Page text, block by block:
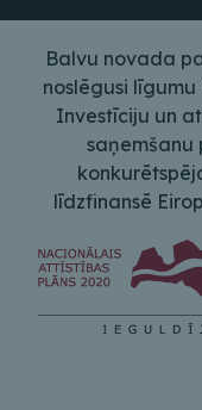
Balvu novada
noslēgusi
Investīciju un
saņemšanu
līdzfinansē